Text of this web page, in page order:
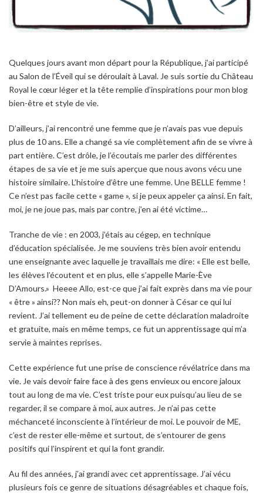
Quelques jours avant mon départ pour la République, j’ai participé
au Salon de l’Éveil qui se déroulait à Laval. Je suis sortie du Château
Royal le cœur léger et la tête remplie d’inspirations pour mon blog
bien-être et style de vie.
D’ailleurs, j’ai rencontré une femme que je n’avais pas vue depuis
plus de 10 ans. Elle a changé sa vie complètement afin de se vivre à
part entière. C’est drôle, je l’écoutais me parler des différentes
étapes de sa vie et je me suis aperçue que nous avons vécu une
histoire similaire. L’histoire d’être une femme. Une BELLE femme !
Ce n’est pas facile cette « game », si je peux appeler ça ainsi. En fait,
moi, je ne joue pas, mais par contre, j’en ai été victime…
Tranche de vie : en 2003, j’étais au cégep, en technique
d’éducation spécialisée. Je me souviens très bien avoir entendu
une enseignante avec laquelle je travaillais me dire: « Elle est belle,
les élèves l’écoutent et en plus, elle s’appelle Marie-Ève
D’Amours.» Heeee Allo, est-ce que j’ai fait exprès dans ma vie pour
« être » ainsi?? Non mais eh, peut-on donner à César ce qui lui
revient. J’ai tellement eu de peine de cette déclaration maladroite
et gratuite, mais en même temps, ce fut un apprentissage qui m’a
servie à maintes reprises.
Cette expérience fut une prise de conscience révélatrice dans ma
vie. Je vais devoir faire face à des gens envieux ou encore jaloux
tout au long de ma vie. C’est triste pour eux puisqu’au lieu de se
regarder, il se compare à moi, aux autres. Je n’ai pas cette
méchanceté inconsciente à l’intérieur de moi. Le pouvoir de ME,
c’est de rester elle-même et surtout, de s’entourer de gens
positifs qui l’inspirent et qui la font grandir.
Au fil des années, j’ai grandi avec cet apprentissage. J’ai vécu
plusieurs fois ce genre de situations désagréables et chaque fois,